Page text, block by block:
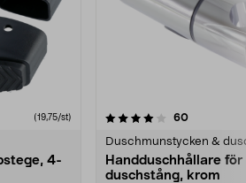
(19,75/st)
4-
60
Duschmunstycken &
Handduschhållare
duschstång, krom
4.5 av 5 stjärnor